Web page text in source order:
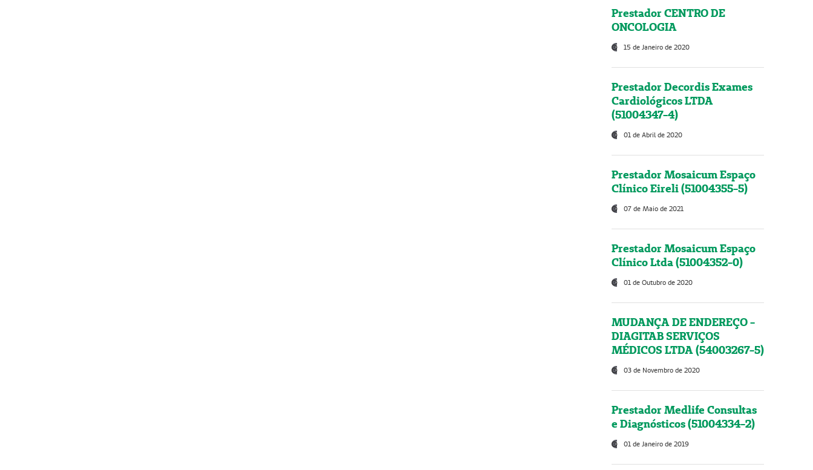
Prestador CENTRO DE
ONCOLOGIA
15 de Janeiro de 2020
Prestador Decordis Exames
Cardiológicos LTDA
(51004347-4)
01 de Abril de 2020
Prestador Mosaicum Espaço
Clínico Eireli (51004355-5)
07 de Maio de 2021
Prestador Mosaicum Espaço
Clínico Ltda (51004352-0)
01 de Outubro de 2020
MUDANÇA DE ENDEREÇO -
DIAGITAB SERVIÇOS
MÉDICOS LTDA (54003267-5)
03 de Novembro de 2020
Prestador Medlife Consultas
e Diagnósticos (51004334-2)
01 de Janeiro de 2019